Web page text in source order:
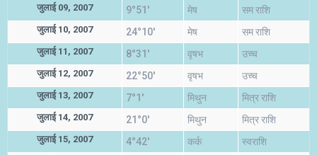
जुलाई 09, 2007 9°51' मेष सम राशि
जुलाई 10, 2007 24°10' मेष सम राशि
जुलाई 11, 2007 8°31' वृषभ उच्च
जुलाई 12, 2007 22°50' वृषभ उच्च
जुलाई 13, 2007 7°1' मिथुन मित्र राशि
जुलाई 14, 2007 21°0' मिथुन मित्र राशि
जुलाई 15, 2007 4°42' कर्क स्वराशि